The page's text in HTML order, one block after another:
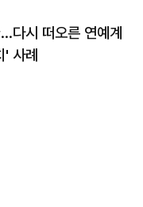
다시 떠오른 연예계
' 사례